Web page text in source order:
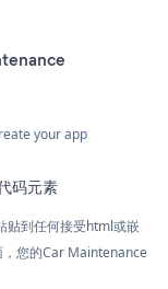
your app
码元素
到任何接受html或嵌
，您的Car Maintenance